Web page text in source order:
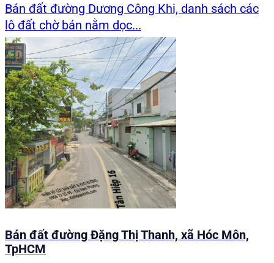
Bán đất đường Dương Công Khi, danh sách các
lô đất chờ bán nằm dọc...
Bán đất đường Đặng Thị Thanh, xã Hóc Môn,
TpHCM